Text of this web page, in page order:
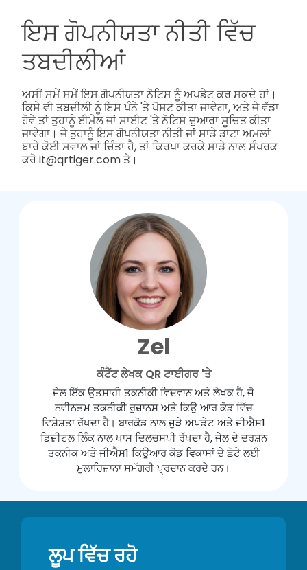
ਇਸ ਗੋਪਨੀਯਤਾ ਨੀਤੀ ਵਿੱਚ
ਤਬਦੀਲੀਆਂ
ਅਸੀਂ ਸਮੇਂ ਸਮੇਂ ਇਸ ਗੋਪਨੀਯਤਾ ਨੋਟਿਸ ਨੂੰ ਅਪਡੇਟ ਕਰ ਸਕਦੇ ਹਾਂ।
ਕਿਸੇ ਵੀ ਤਬਦੀਲੀ ਨੂੰ ਇਸ ਪੰਨੇ 'ਤੇ ਪੋਸਟ ਕੀਤਾ ਜਾਵੇਗਾ, ਅਤੇ ਜੇ ਵੱਡਾ
ਹੋਵੇ ਤਾਂ ਤੁਹਾਨੂੰ ਈਮੇਲ ਜਾਂ ਸਾਈਟ 'ਤੇ ਨੋਟਿਸ ਦੁਆਰਾ ਸੂਚਿਤ ਕੀਤਾ
ਜਾਵੇਗਾ। ਜੇ ਤੁਹਾਨੂੰ ਇਸ ਗੋਪਨੀਯਤਾ ਨੀਤੀ ਜਾਂ ਸਾਡੇ ਡਾਟਾ ਅਮਲਾਂ
ਬਾਰੇ ਕੋਈ ਸਵਾਲ ਜਾਂ ਚਿੰਤਾ ਹੈ, ਤਾਂ ਕਿਰਪਾ ਕਰਕੇ ਸਾਡੇ ਨਾਲ ਸੰਪਰਕ
ਕਰੋ it@qrtiger.com ਤੇ।
Zel
ਕੰਟੈਂਟ ਲੇਖਕ QR ਟਾਈਗਰ 'ਤੇ
ਜੇਲ ਇੱਕ ਉਤਸਾਹੀ ਤਕਨੀਕੀ ਵਿਦਵਾਨ ਅਤੇ ਲੇਖਕ ਹੈ, ਜੋ
ਨਵੀਨਤਮ ਤਕਨੀਕੀ ਰੁਜ਼ਾਨਸ ਅਤੇ ਕਿਉ ਆਰ ਕੋਡ ਵਿੱਚ
ਵਿਸ਼ੇਸ਼ਤਾ ਰੱਖਦਾ ਹੈ। ਬਾਰਕੋਡ ਨਾਲ ਜੁੜੇ ਅਪਡੇਟ ਅਤੇ ਜੀਐਸ1
ਡਿਜ਼ੀਟਲ ਲਿੰਕ ਨਾਲ ਖਾਸ ਦਿਲਚਸਪੀ ਰੱਖਦਾ ਹੈ, ਜੇਲ ਦੇ ਦਰਸ਼ਨ
ਤਕਨੀਕ ਅਤੇ ਜੀਐਸ1 ਕਿਊਆਰ ਕੋਡ ਵਿਕਾਸਾਂ ਦੇ ਛੋਟੇ ਲਈ
ਮੁਲਾਹਿਜ਼ਾਨਾ ਸਮੱਗਰੀ ਪ੍ਰਦਾਨ ਕਰਦੇ ਹਨ।
ਲੂਪ ਵਿੱਚ ਰਹੋ